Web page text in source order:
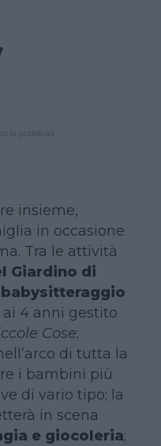
insieme,
in occasione
Tra le attività
Giardino di
4 anni gestito
Cose;
di tutta la
i bambini più
di vario tipo; la
in scena
e giocoleria;